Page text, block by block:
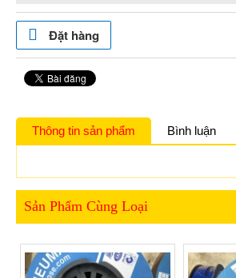
Đặt hàng
Thông tin sản phẩm Bình luận
Sản Phẩm Cùng Loại